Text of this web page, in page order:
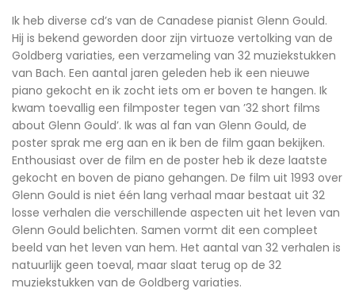
Ik heb diverse cd’s van de Canadese pianist Glenn Gould.
Hij is bekend geworden door zijn virtuoze vertolking van de
Goldberg variaties, een verzameling van 32 muziekstukken
van Bach. Een aantal jaren geleden heb ik een nieuwe
piano gekocht en ik zocht iets om er boven te hangen. Ik
kwam toevallig een filmposter tegen van ’32 short films
about Glenn Gould’. Ik was al fan van Glenn Gould, de
poster sprak me erg aan en ik ben de film gaan bekijken.
Enthousiast over de film en de poster heb ik deze laatste
gekocht en boven de piano gehangen. De film uit 1993 over
Glenn Gould is niet één lang verhaal maar bestaat uit 32
losse verhalen die verschillende aspecten uit het leven van
Glenn Gould belichten. Samen vormt dit een compleet
beeld van het leven van hem. Het aantal van 32 verhalen is
natuurlijk geen toeval, maar slaat terug op de 32
muziekstukken van de Goldberg variaties.